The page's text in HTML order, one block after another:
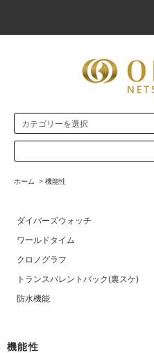
ホーム > 機能性
ダイバーズウォッチ
ワールドタイム
クロノグラフ
トランスパレントバック(裏スケ)
防水機能
機能性